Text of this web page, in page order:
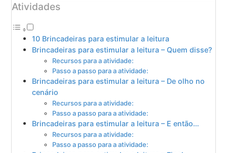
Atividades
10 Brincadeiras para estimular a leitura
Brincadeiras para estimular a leitura – Quem disse?
Recursos para a atividade:
Passo a passo para a atividade:
Brincadeiras para estimular a leitura – De olho no
cenário
Recursos para a atividade:
Passo a passo para a atividade:
Brincadeiras para estimular a leitura – E então…
Recursos para a atividade:
Passo a passo para a atividade: